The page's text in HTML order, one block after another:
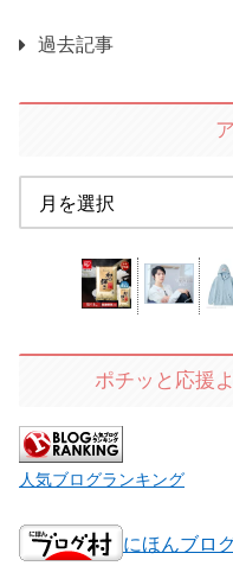
過去記事
ポチッと応援
人気ブログランキング
にほんブロ